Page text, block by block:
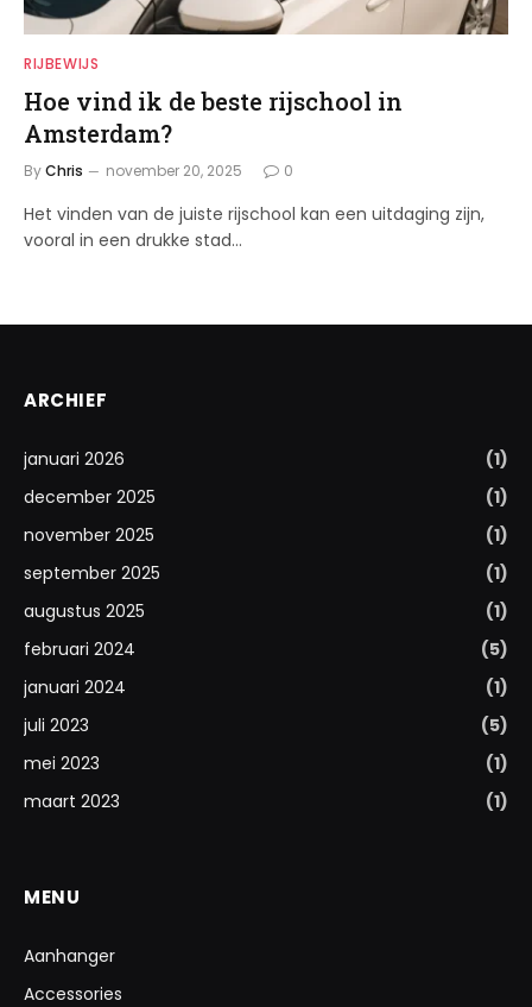
RIJBEWIJS
Hoe vind ik de beste rijschool in
Amsterdam?
ByChris november 20, 2025 0
Het vinden van de juiste rijschool kan een uitdaging zijn,
vooral in een drukke stad…
ARCHIEF
januari 2026
(1)
december 2025
(1)
november 2025
(1)
september 2025
(1)
augustus 2025
(1)
februari 2024
(5)
januari 2024
(1)
juli 2023
(5)
mei 2023
(1)
maart 2023
(1)
MENU
Aanhanger
Accessories